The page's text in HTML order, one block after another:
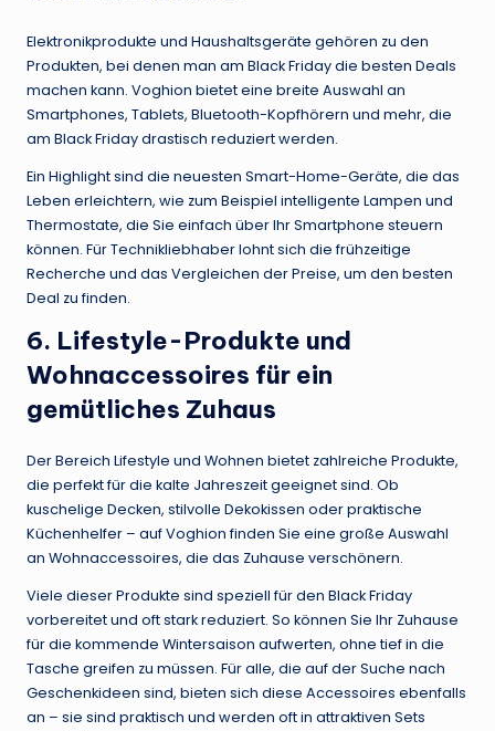
Elektronikprodukte und Haushaltsgeräte gehören zu den
Produkten, bei denen man am Black Friday die besten Deals
machen kann. Voghion bietet eine breite Auswahl an
Smartphones, Tablets, Bluetooth-Kopfhörern und mehr, die
am Black Friday drastisch reduziert werden.
Ein Highlight sind die neuesten Smart-Home-Geräte, die das
Leben erleichtern, wie zum Beispiel intelligente Lampen und
Thermostate, die Sie einfach über Ihr Smartphone steuern
können. Für Technikliebhaber lohnt sich die frühzeitige
Recherche und das Vergleichen der Preise, um den besten
Deal zu finden.
6. Lifestyle-Produkte und
Wohnaccessoires für ein
gemütliches Zuhaus
Der Bereich Lifestyle und Wohnen bietet zahlreiche Produkte,
die perfekt für die kalte Jahreszeit geeignet sind. Ob
kuschelige Decken, stilvolle Dekokissen oder praktische
Küchenhelfer – auf Voghion finden Sie eine große Auswahl
an Wohnaccessoires, die das Zuhause verschönern.
Viele dieser Produkte sind speziell für den Black Friday
vorbereitet und oft stark reduziert. So können Sie Ihr Zuhause
für die kommende Wintersaison aufwerten, ohne tief in die
Tasche greifen zu müssen. Für alle, die auf der Suche nach
Geschenkideen sind, bieten sich diese Accessoires ebenfalls
an – sie sind praktisch und werden oft in attraktiven Sets